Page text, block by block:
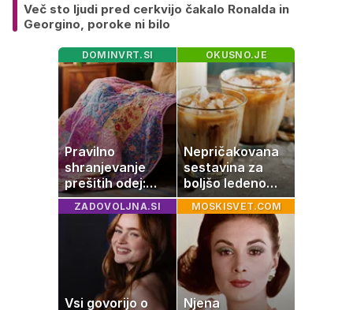
Več sto ljudi pred cerkvijo čakalo Ronalda in
Georgino, poroke ni bilo
DOMINVRT.SI
Pravilno
shranjevanje
prešitih odej:
Kako ohraniti
družinsko
dediščino
OKUSNO.JE
Nepričakovana
sestavina za
boljšo ledeno
kavo, ki jo imate
zagotovo doma
ZADOVOLJNA.SI
Vsi govorijo o
MOSKISVET.COM
Njena